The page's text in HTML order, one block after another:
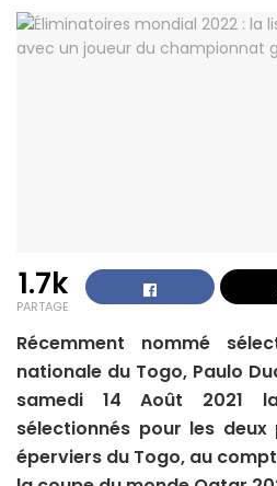
1.7k
PARTAGE
Récemment nommé
nationale du Togo, Paulo
samedi 14 Août 2021
sélectionnés pour les
éperviers du Togo, au